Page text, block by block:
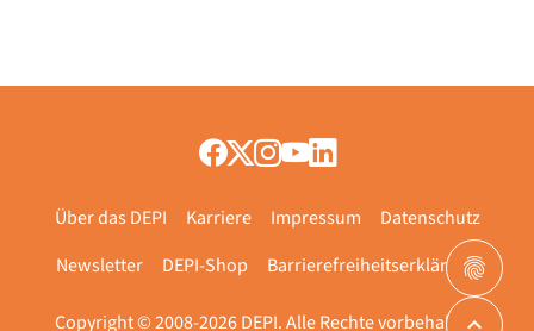
Copyright © 2008-2026 DEPI. Alle Rechte vorbehalten.
Über das DEPI Karriere Impressum
Datenschutz
Newsletter
DEPI-Shop Barrierefreiheitserklärung